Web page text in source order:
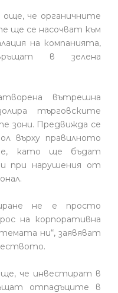
че органичните
ще се насочват към
на компанията,
в зелена
вътрешна
търговските
зони. Предвижда се
върху правилното
като ще бъдат
при нарушения от
не е просто
на корпоративна
ни“, заявяват
че инвестират в
отпадъците в